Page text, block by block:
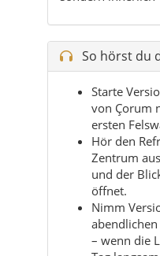
Starte
von Çorum
ersten
Hör den
Zentrum
und der
öffnet.
Nimm
abendlichen
– wenn die
Tag
Nutze gute
Autoanlage,
Schlager-